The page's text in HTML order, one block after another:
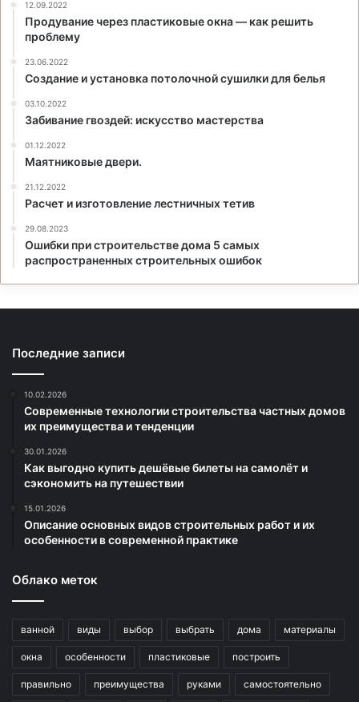
12.09.2022
Продувание через пластиковые окна — как решить
проблему
23.06.2022
Создание и установка потолочной сушилки для белья
03.10.2022
Забивание гвоздей: искусство мастерства
01.12.2022
Маятниковые двери.
21.12.2022
Расчет и изготовление лестничных тетив
29.08.2023
Ошибки при строительстве дома 5 самых
распространенных строительных ошибок
Последние записи
10.02.2026
Современные технологии строительства частных домов
их преимущества и тенденции
30.01.2026
Как выгодно купить дешёвые билеты на самолёт и
сэкономить на путешествии
15.01.2026
Описание основных видов строительных работ и их
особенности в современной практике
Облако меток
ванной виды выбор выбрать дома материалы
окна особенности пластиковые построить
правильно преимущества руками самостоятельно